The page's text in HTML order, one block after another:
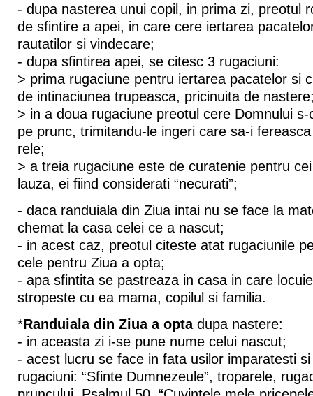
- dupa nasterea unui copil, in prima zi, preotul
de sfintire a apei, in care cere iertarea
rautatilor si vindecare;
- dupa sfintirea apei, se citesc 3 rugaciuni:
> prima rugaciune pentru iertarea pacatelor si
de intinaciunea trupeasca, pricinuita de
> in a doua rugaciune preotul cere Domnului
pe prunc, trimitandu-le ingeri care sa-i
rele;
> a treia rugaciune este de curatenie pentru
lauza, ei fiind considerati “necurati”;
- daca randuiala din Ziua intai nu se face la
chemat la casa celei ce a nascut;
- in acest caz, preotul citeste atat rugaciunile
cele pentru Ziua a opta;
- apa sfintita se pastreaza in casa in care
stropeste cu ea mama, copilul si familia.
*Randuiala din Ziua a optadupa nastere:
- in aceasta zi i-se pune nume celui nascut;
- acest lucru se face in fata usilor imparatesti
rugaciuni: “Sfinte Dumnezeule”, troparele,